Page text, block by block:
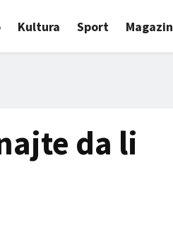
Kultura Sport Magazin
da li